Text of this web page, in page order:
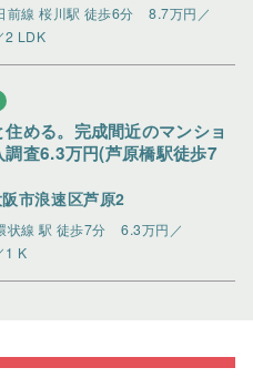
前線 桜川駅 徒歩6分
8.7万円／
2 LDK
める。完成間近のマンショ
調査6.3万円(芦原橋駅徒歩7
市浪速区芦原2
状線 駅 徒歩7分
6.3万円／
1 K